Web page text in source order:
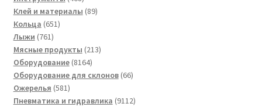
товаров
Клей и материалы 8989
Кольца 651651
Лыжи 761761
товар
Мясные продукты 213213
Оборудование 81648164
товара
Оборудование для склонов 6666
Ожерелья 581581
товар
Пневматика и гидравлика 91129112